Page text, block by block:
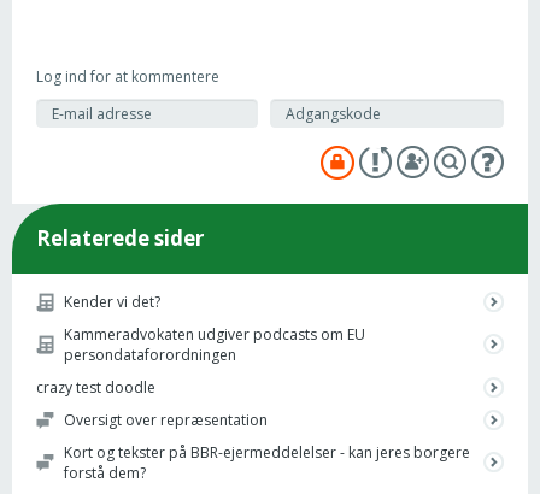
Log ind for at kommentere
Relaterede sider
Kender vi det?
Kammeradvokaten udgiver podcasts om EU
persondataforordningen
crazy test doodle
Oversigt over repræsentation
Kort og tekster på BBR-ejermeddelelser - kan jeres borgere
forstå dem?